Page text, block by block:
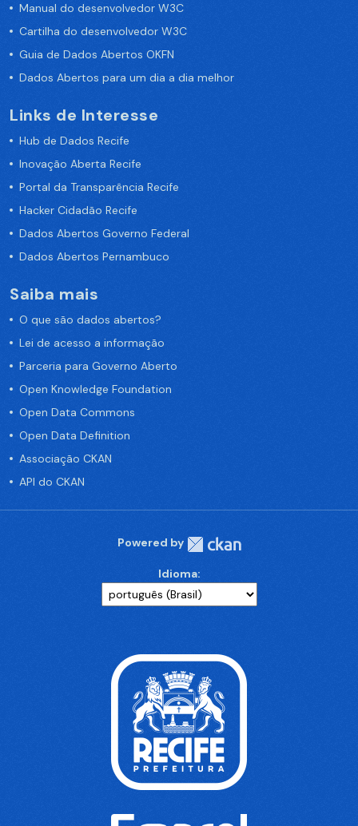
Manual do desenvolvedor W3C
Cartilha do desenvolvedor W3C
Guia de Dados Abertos OKFN
Dados Abertos para um dia a dia melhor
Links de Interesse
Hub de Dados Recife
Inovação Aberta Recife
Portal da Transparência Recife
Hacker Cidadão Recife
Dados Abertos Governo Federal
Dados Abertos Pernambuco
Saiba mais
O que são dados abertos?
Lei de acesso a informação
Parceria para Governo Aberto
Open Knowledge Foundation
Open Data Commons
Open Data Definition
Associação CKAN
API do CKAN
Powered by
Idioma